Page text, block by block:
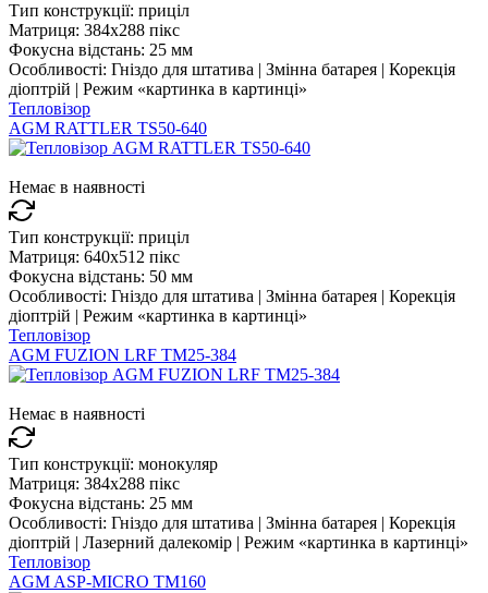
Тип конструкції: приціл
Матриця: 384x288 пікс
Фокусна відстань: 25 мм
Особливості: Гніздо для штатива | Змінна батарея | Корекція
діоптрій | Режим «картинка в картинці»
Тепловізор
AGM RATTLER TS50-640
Немає в наявності
Тип конструкції: приціл
Матриця: 640x512 пікс
Фокусна відстань: 50 мм
Особливості: Гніздо для штатива | Змінна батарея | Корекція
діоптрій | Режим «картинка в картинці»
Тепловізор
AGM FUZION LRF TM25-384
Немає в наявності
Тип конструкції: монокуляр
Матриця: 384x288 пікс
Фокусна відстань: 25 мм
Особливості: Гніздо для штатива | Змінна батарея | Корекція
діоптрій | Лазерний далекомір | Режим «картинка в картинці»
Тепловізор
AGM ASP-MICRO TM160